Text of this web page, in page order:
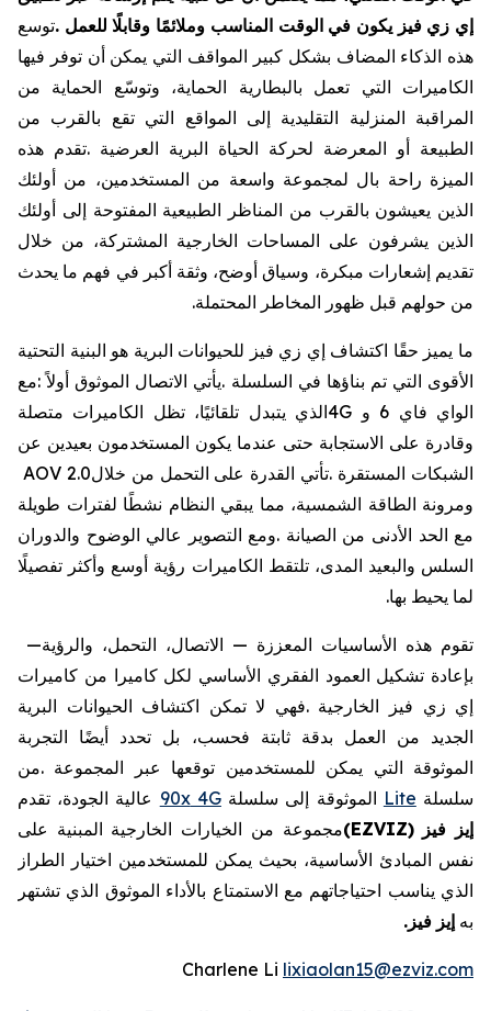
إي زي فيز يكون في الوقت المناسب وملائمًا وقابلًا للعمل .توسع
هذه الذكاء المضاف بشكل كبير المواقف التي يمكن أن توفر فيها
الكاميرات التي تعمل بالبطارية الحماية، وتوسّع الحماية من
المراقبة المنزلية التقليدية إلى المواقع التي تقع بالقرب من
الطبيعة أو المعرضة لحركة الحياة البرية العرضية .تقدم هذه
الميزة راحة بال لمجموعة واسعة من المستخدمين، من أولئك
الذين يعيشون بالقرب من المناظر الطبيعية المفتوحة إلى أولئك
الذين يشرفون على المساحات الخارجية المشتركة، من خلال
تقديم إشعارات مبكرة، وسياق أوضح، وثقة أكبر في فهم ما يحدث
من حولهم قبل ظهور المخاطر المحتملة.
ما يميز حقًا اكتشاف إي زي فيز للحيوانات البرية هو البنية التحتية
الأقوى التي تم بناؤها في السلسلة .يأتي الاتصال الموثوق أولاً:مع
الواي فاي 6 و 4Gالذي يتبدل تلقائيًا، تظل الكاميرات متصلة
وقادرة على الاستجابة حتى عندما يكون المستخدمون بعيدين عن
الشبكات المستقرة .تأتي القدرة على التحمل من خلالAOV 2.0
ومرونة الطاقة الشمسية، مما يبقي النظام نشطًا لفترات طويلة
مع الحد الأدنى من الصيانة .ومع التصوير عالي الوضوح والدوران
السلس والبعيد المدى، تلتقط الكاميرات رؤية أوسع وأكثر تفصيلًا
لما يحيط بها.
تقوم هذه الأساسيات المعززة — الاتصال، التحمل، والرؤية—
بإعادة تشكيل العمود الفقري الأساسي لكل كاميرا من كاميرات
إي زي فيز الخارجية .فهي لا تمكن اكتشاف الحيوانات البرية
الجديد من العمل بدقة ثابتة فحسب، بل تحدد أيضًا التجربة
الموثوقة التي يمكن للمستخدمين توقعها عبر المجموعة .من
سلسلة Lite الموثوقة إلى سلسلة 90x4G عالية الجودة، تقدم
إيز فيز (EZVIZ) مجموعة من الخيارات الخارجية المبنية على
نفس المبادئ الأساسية، بحيث يمكن للمستخدمين اختيار الطراز
الذي يناسب احتياجاتهم مع الاستمتاع بالأداء الموثوق الذي تشتهر
به إيز فيز .
Charlene Li lixiaolan15@ezviz.com